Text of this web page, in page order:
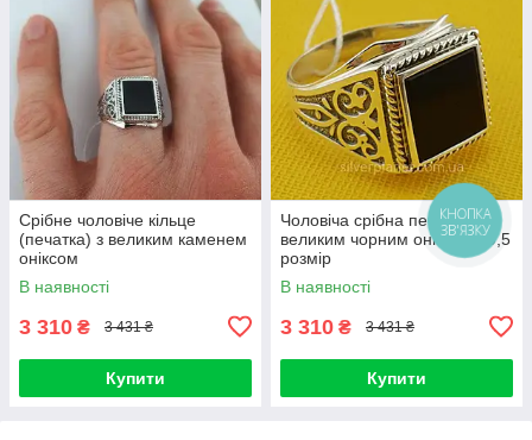
Срібне чоловіче кільце
(печатка) з великим каменем
оніксом
В наявності
3 310 ₴ 3 431 ₴
Купити
Чоловіча срібна печатка з
великим чорним оніксом 19,5
розмір
В наявності
3 310 ₴ 3 431 ₴
Купити
КНОПКА
ЗВ'ЯЗКУ